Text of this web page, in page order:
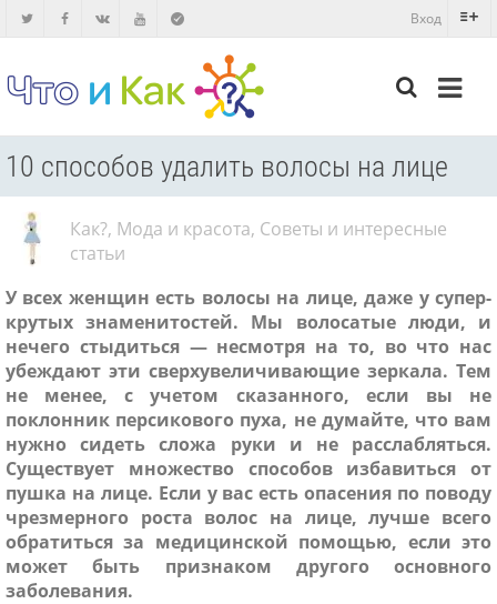
Вход
10 способов удалить волосы на лице
Как?, Мода и красота, Советы и интересные
статьи
У всех женщин есть волосы на лице, даже у супер-
крутых знаменитостей. Мы волосатые люди, и
нечего стыдиться — несмотря на то, во что нас
убеждают эти сверхувеличивающие зеркала. Тем
не менее, с учетом сказанного, если вы не
поклонник персикового пуха, не думайте, что вам
нужно сидеть сложа руки и не расслабляться.
Существует множество способов избавиться от
пушка на лице. Если у вас есть опасения по поводу
чрезмерного роста волос на лице, лучше всего
обратиться за медицинской помощью, если это
может быть признаком другого основного
заболевания.